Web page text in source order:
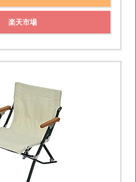
楽天市場